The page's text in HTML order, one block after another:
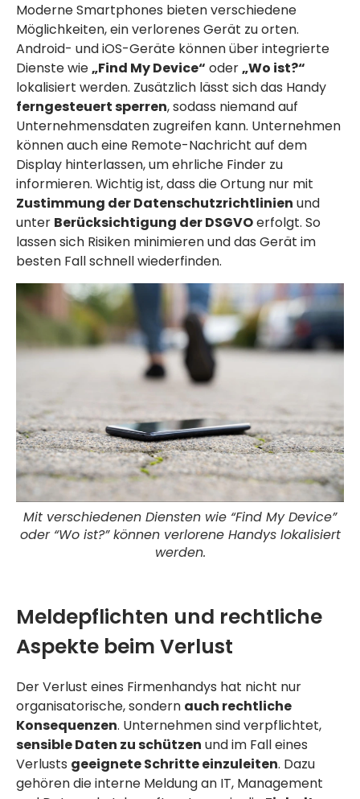
Moderne Smartphones bieten verschiedene
Möglichkeiten, ein verlorenes Gerät zu orten.
Android- und iOS-Geräte können über integrierte
Dienste wie„Find My Device“ oder„Wo ist?“
lokalisiert werden. Zusätzlich lässt sich das Handy
ferngesteuert sperren, sodass niemand auf
Unternehmensdaten zugreifen kann. Unternehmen
können auch eine Remote-Nachricht auf dem
Display hinterlassen, um ehrliche Finder zu
informieren. Wichtig ist, dass die Ortung nur mit
Zustimmung der Datenschutzrichtlinien und
unter Berücksichtigung der DSGVOerfolgt. So
lassen sich Risiken minimieren und das Gerät im
besten Fall schnell wiederfinden.
Mit verschiedenen Diensten wie “Find My Device”
oder “Wo ist?” können verlorene Handys lokalisiert
werden.
Meldepflichten und rechtliche
Aspekte beim Verlust
Der Verlust eines Firmenhandys hat nicht nur
organisatorische, sondern auch rechtliche
Konsequenzen. Unternehmen sind verpflichtet,
sensible Daten zu schützen und im Fall eines
Verlusts geeignete Schritte einzuleiten. Dazu
gehören die interne Meldung an IT, Management